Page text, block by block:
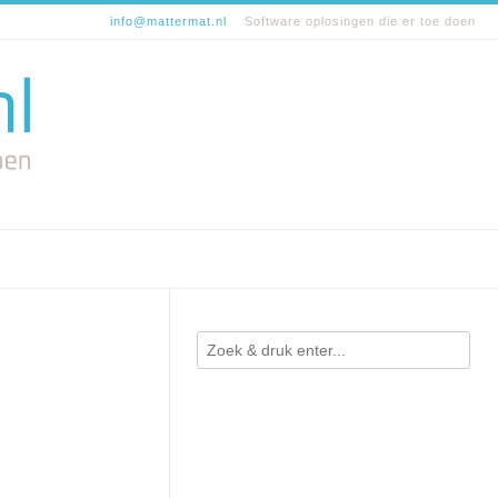
info@mattermat.nl Software oplosingen die er toe doen